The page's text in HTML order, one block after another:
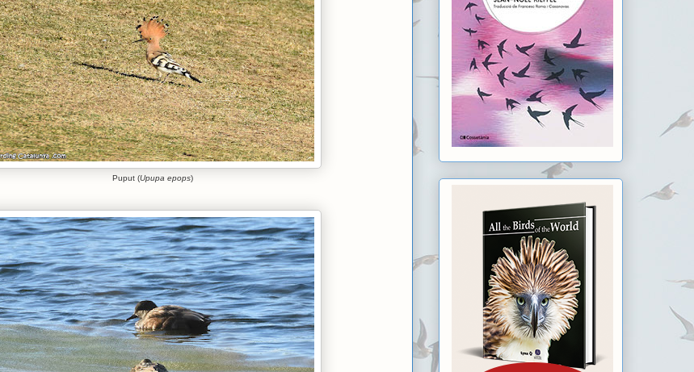
Puput (Upupa epops)